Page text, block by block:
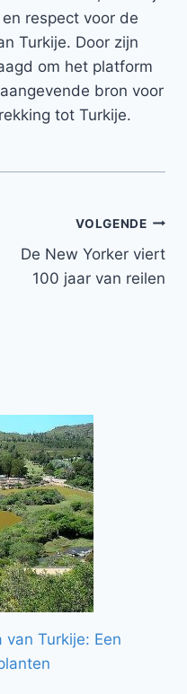
respect voor de
Turkije. Door zijn
om het platform
bron voor
tot Turkije.
VOLGENDE
De New Yorker viert
100 jaar van reilen
Turkije: Een